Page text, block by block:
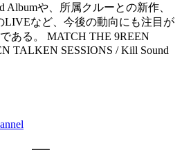
Albumや、所属クルーとの新作、
LIVEなど、今後の動向にも注目が
ある。 MATCH THE 9REEN
TALKEN SESSIONS / Kill Sound